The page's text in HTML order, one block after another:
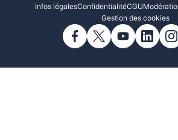
Infos légalesConfidentialitéCGU
Gestion des cookies